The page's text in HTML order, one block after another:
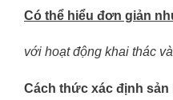
Có thể hiểu đơn giản
với hoạt động khai thác
Cách thức xác định